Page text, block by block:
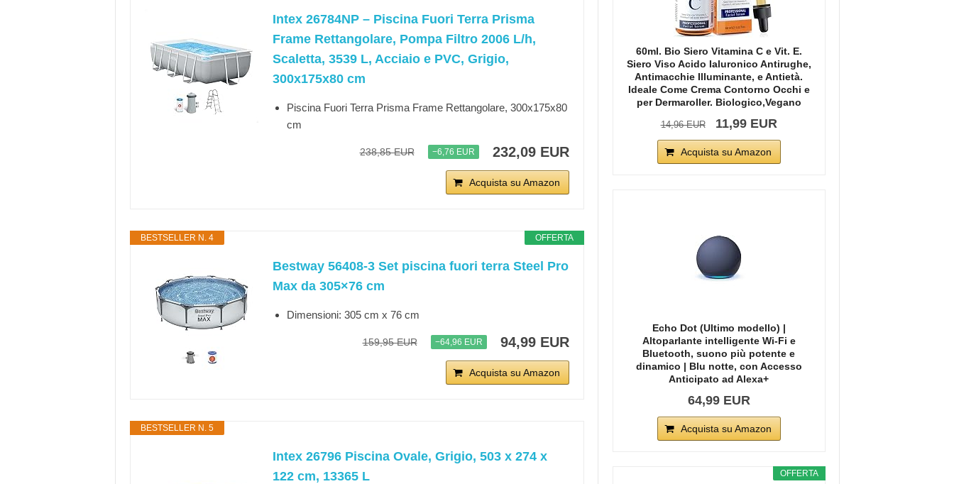
Intex 26784NP – Piscina Fuori Terra Prisma
Frame Rettangolare, Pompa Filtro 2006 L/h,
Scaletta, 3539 L, Acciaio e PVC, Grigio,
300x175x80 cm
Piscina Fuori Terra Prisma Frame Rettangolare, 300x175x80
cm
238,85 EUR −6,76 EUR 232,09 EUR
Acquista su Amazon
OFFERTA
BESTSELLER N. 4
Bestway 56408-3 Set piscina fuori terra Steel Pro
Max da 305×76 cm
Dimensioni: 305 cm x 76 cm
159,95 EUR −64,96 EUR 94,99 EUR
Acquista su Amazon
BESTSELLER N. 5
Intex 26796 Piscina Ovale, Grigio, 503 x 274 x
122 cm, 13365 L
60ml. Bio Siero Vitamina C e Vit. E.
Siero Viso Acido Ialuronico Antirughe,
Antimacchie Illuminante, e Antietà.
Ideale Come Crema Contorno Occhi e
per Dermaroller. Biologico,Vegano
14,96 EUR 11,99 EUR
Acquista su Amazon
Echo Dot (Ultimo modello) |
Altoparlante intelligente Wi-Fi e
Bluetooth, suono più potente e
dinamico | Blu notte, con Accesso
Anticipato ad Alexa+
64,99 EUR
Acquista su Amazon
OFFERTA